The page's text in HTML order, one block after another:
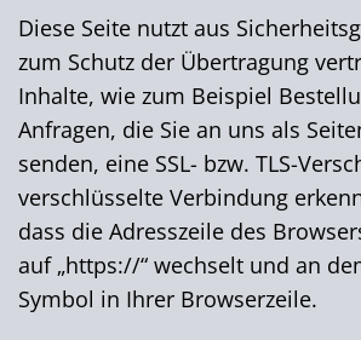
Diese Seite nutzt aus
zum Schutz der Übertragung
Inhalte, wie zum Beispiel
Anfragen, die Sie an uns als
senden, eine SSL- bzw. TLS-
verschlüsselte Verbindung
dass die Adresszeile des
auf „https://“ wechselt und an
Symbol in Ihrer Browserzeile.